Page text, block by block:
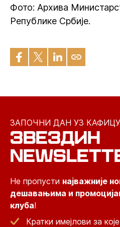
Фото: Архива
Републике Србије.
ЗАПОЧНИ ДАН УЗ
ЗВЕЗДИН
Не пропусти најважније
дешавањима и
клуба!
Кратки имејлови за